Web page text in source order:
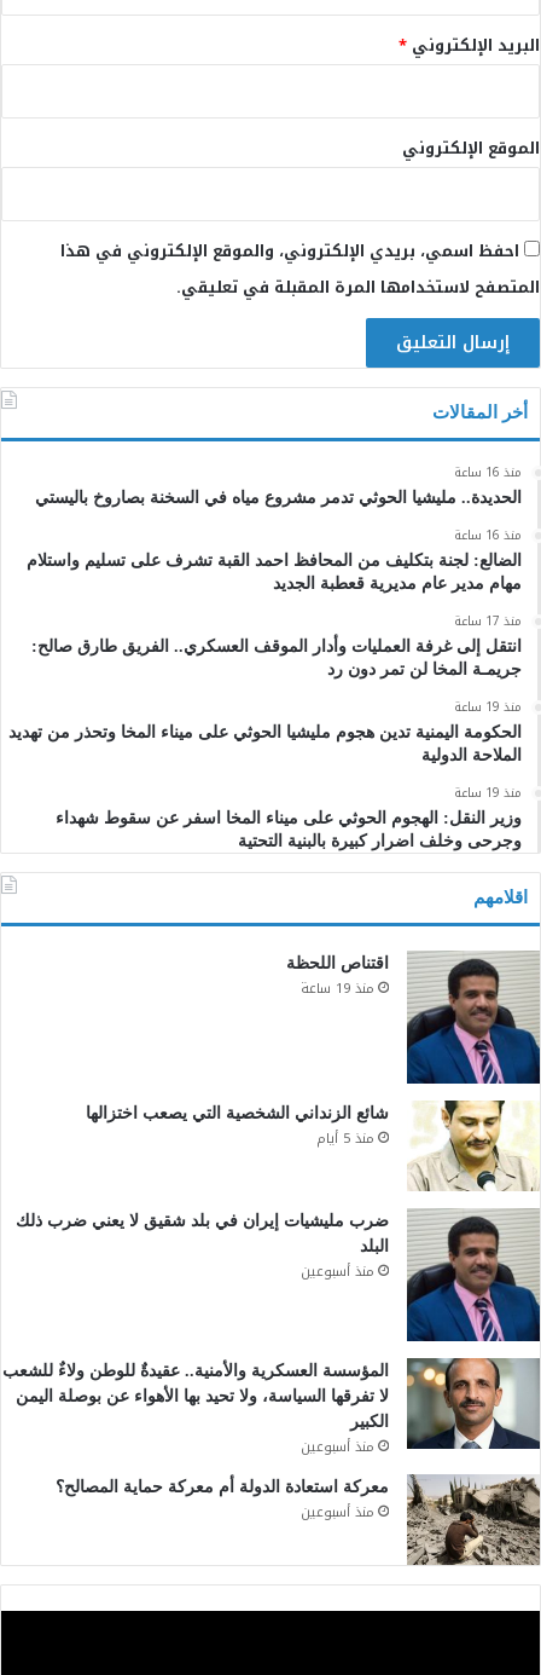
البريد الإلكتروني *
الموقع الإلكتروني
احفظ اسمي، بريدي الإلكتروني، والموقع الإلكتروني في هذا
المتصفح لاستخدامها المرة المقبلة في تعليقي.
أخر المقالات
منذ 16 ساعة
الحديدة.. مليشيا الحوثي تدمر مشروع مياه في السخنة بصاروخ باليستي
منذ 16 ساعة
الضالع: لجنة بتكليف من المحافظ احمد القبة تشرف على تسليم واستلام
مهام مدير عام مديرية قعطبة الجديد
منذ 17 ساعة
انتقل إلى غرفة العمليات وأدار الموقف العسكري.. الفريق طارق صالح:
جريمـة المخا لن تمر دون رد
منذ 19 ساعة
الحكومة اليمنية تدين هجوم مليشيا الحوثي على ميناء المخا وتحذر من تهديد
الملاحة الدولية
منذ 19 ساعة
وزير النقل: الهجوم الحوثي على ميناء المخا اسفر عن سقوط شهداء
وجرحى وخلف اضرار كبيرة بالبنية التحتية
اقلامهم
اقتناص اللحظة
منذ 19 ساعة
شائع الزنداني الشخصية التي يصعب اختزالها
منذ 5 أيام
ضرب مليشيات إيران في بلد شقيق لا يعني ضرب ذلك
البلد
منذ أسبوعين
المؤسسة العسكرية والأمنية.. عقيدةٌ للوطن ولاءٌ للشعب
لا تفرقها السياسة، ولا تحيد بها الأهواء عن بوصلة اليمن
الكبير
منذ أسبوعين
معركة استعادة الدولة أم معركة حماية المصالح؟
منذ أسبوعين